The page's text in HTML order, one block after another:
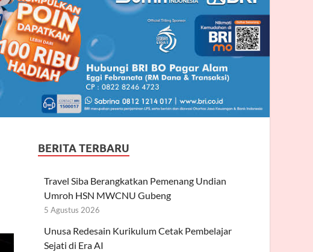
BERITA TERBARU
Travel Siba Berangkatkan Pemenang Undian
Umroh HSN MWCNU Gubeng
5 Agustus 2026
Unusa Redesain Kurikulum Cetak Pembelajar
Sejati di Era AI